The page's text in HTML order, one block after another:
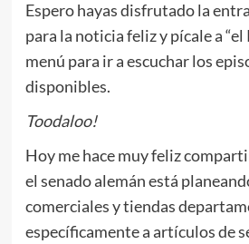
Espero hayas disfrutado la
para la noticia feliz y pícale a “el
menú para ir a escuchar los
disponibles.
Toodaloo!
Hoy me hace muy feliz
el senado alemán está
comerciales y tiendas
específicamente a artículos de